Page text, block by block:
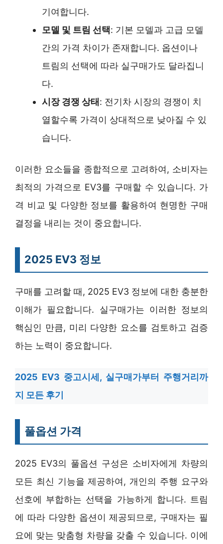
기여합니다.
모델 및 트림 선택: 기본 모델과 고급 모델
간의 가격 차이가 존재합니다. 옵션이나
트림의 선택에 따라 실구매가도 달라집니
다.
시장 경쟁 상태: 전기차 시장의 경쟁이 치
열할수록 가격이 상대적으로 낮아질 수 있
습니다.
이러한 요소들을 종합적으로 고려하여, 소비자는
최적의 가격으로 EV3를 구매할 수 있습니다. 가
격 비교 및 다양한 정보를 활용하여 현명한 구매
결정을 내리는 것이 중요합니다.
2025 EV3 정보
구매를 고려할 때, 2025 EV3 정보에 대한 충분한
이해가 필요합니다. 실구매가는 이러한 정보의
핵심인 만큼, 미리 다양한 요소를 검토하고 검증
하는 노력이 중요합니다.
2025 EV3 중고시세, 실구매가부터 주행거리까
지 모든 후기
풀옵션 가격
2025 EV3의 풀옵션 구성은 소비자에게 차량의
모든 최신 기능을 제공하여, 개인의 주행 요구와
선호에 부합하는 선택을 가능하게 합니다. 트림
에 따라 다양한 옵션이 제공되므로, 구매자는 필
요에 맞는 맞춤형 차량을 갖출 수 있습니다. 이에